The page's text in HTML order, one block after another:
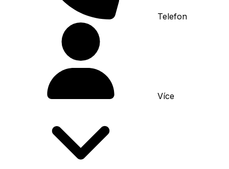
Telefon
Více